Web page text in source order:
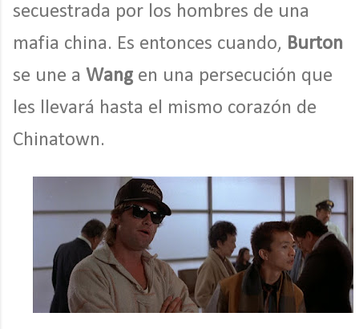
secuestrada por los hombres de una
mafia china. Es entonces cuando, Burton
se une a Wang en una persecución que
les llevará hasta el mismo corazón de
Chinatown.